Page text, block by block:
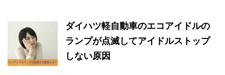
ダイハツ軽自動車のエコアイドルの
ランプが点滅してアイドルストップ
しない原因